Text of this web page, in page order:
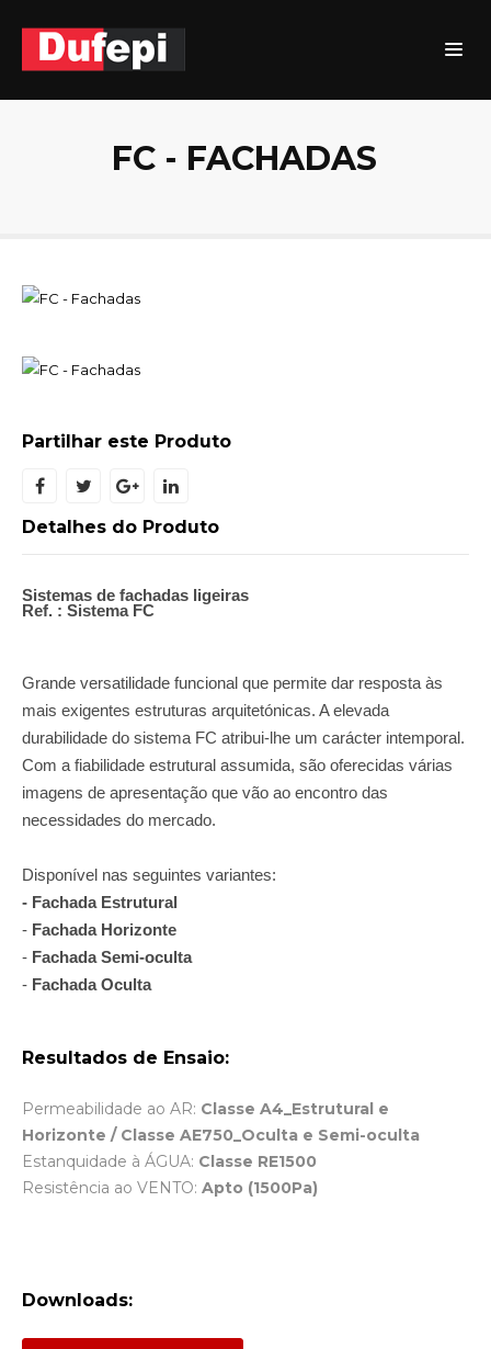
FC - FACHADAS
Partilhar este Produto
Detalhes do Produto
Sistemas de fachadas ligeiras
Ref. : Sistema FC
Grande versatilidade funcional que permite dar resposta às
mais exigentes estruturas arquitetónicas. A elevada
durabilidade do sistema FC atribui-lhe um carácter intemporal.
Com a fiabilidade estrutural assumida, são oferecidas várias
imagens de apresentação que vão ao encontro das
necessidades do mercado.
Disponível nas seguintes variantes:
- Fachada Estrutural
- Fachada Horizonte
- Fachada Semi-oculta
- Fachada Oculta
Resultados de Ensaio:
Permeabilidade ao AR: Classe A4_Estrutural e
Horizonte / Classe AE750_Oculta e Semi-oculta
Estanquidade à ÁGUA: Classe RE1500
Resistência ao VENTO: Apto (1500Pa)
Downloads: